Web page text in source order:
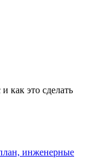
как это сделать
инженерные